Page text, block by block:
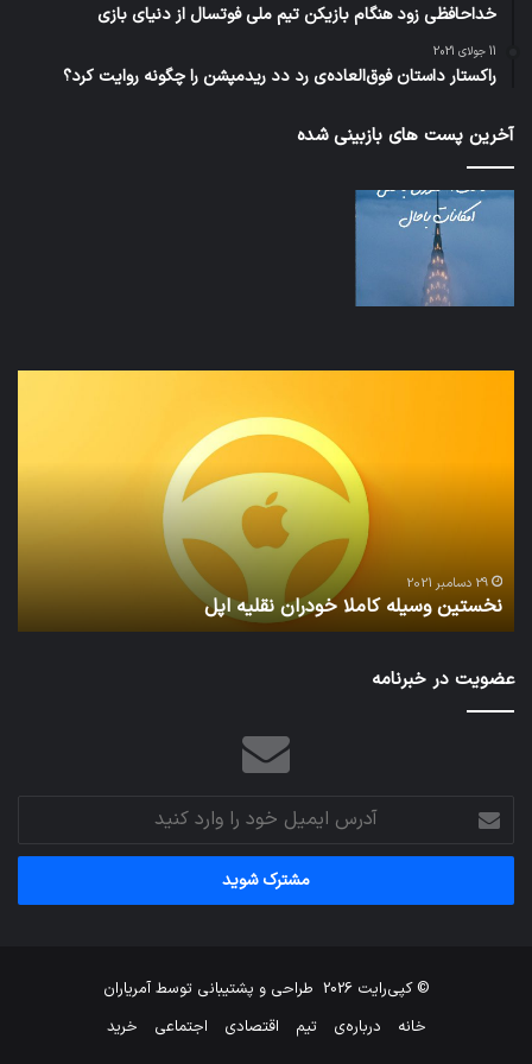
خداحافظی زود هنگام بازیکن تیم ملی فوتسال از دنیای بازی
11 جولای 2021
راکستار داستان فوق‌العاده‌ی رد دد ریدمپشن را چگونه روایت کرد؟
آخرین پست های بازبینی شده
29 دسامبر 2021
نخستین وسیله کاملا خودران نقلیه اپل
عضویت در خبرنامه
آدرس
ایمیل
خود
وارد
© کپی‌رایت 2026 طراحی و پشتیبانی توسطآمریاران
خانه
درباره‌ی تیم اقتصادی اجتماعی خرید